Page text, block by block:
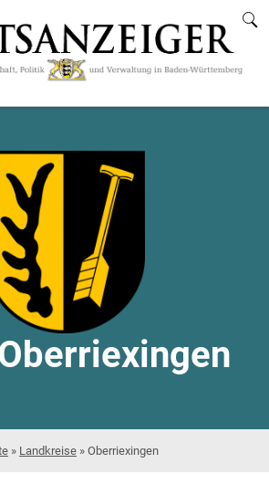
» Landkreise » Oberriexingen